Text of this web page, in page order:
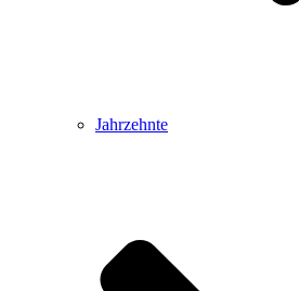
Jahrzehnte